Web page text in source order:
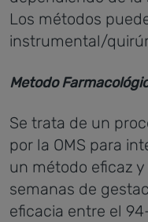
Los métodos
instrumental/
Metodo
Se trata de un
por la OMS para
un método eficaz
semanas de
eficacia entre el